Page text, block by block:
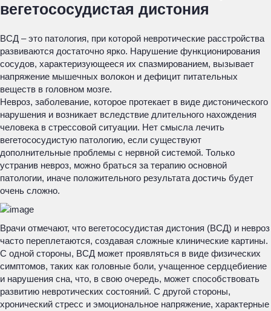
вегетососудистая дистония
ВСД – это патология, при которой невротические расстройства
развиваются достаточно ярко. Нарушение функционирования
сосудов, характеризующееся их спазмированием, вызывает
напряжение мышечных волокон и дефицит питательных
веществ в головном мозге.
Невроз, заболевание, которое протекает в виде дистонического
нарушения и возникает вследствие длительного нахождения
человека в стрессовой ситуации. Нет смысла лечить
вегетососудистую патологию, если существуют
дополнительные проблемы с нервной системой. Только
устранив невроз, можно браться за терапию основной
патологии, иначе положительного результата достичь будет
очень сложно.
Врачи отмечают, что вегетососудистая дистония (ВСД) и невроз
часто переплетаются, создавая сложные клинические картины.
С одной стороны, ВСД может проявляться в виде физических
симптомов, таких как головные боли, учащенное сердцебиение
и нарушения сна, что, в свою очередь, может способствовать
развитию невротических состояний. С другой стороны,
хронический стресс и эмоциональное напряжение, характерные